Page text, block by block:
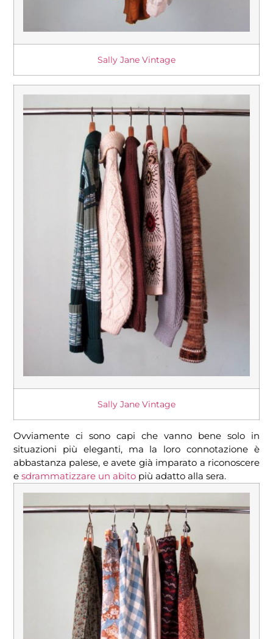
Sally Jane Vintage
Sally Jane Vintage
Ovviamente ci sono capi che vanno bene solo in
situazioni più eleganti, ma la loro connotazione è
abbastanza palese, e avete già imparato a riconoscere
e sdrammatizzare un abito più adatto alla sera.